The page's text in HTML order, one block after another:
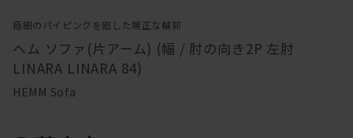
極細のパイピングを廻した端正な輪郭
ヘム ソファ(片アーム) (幅 / 肘の向き2P 左肘
LINARA LINARA 84)
HEMM Sofa